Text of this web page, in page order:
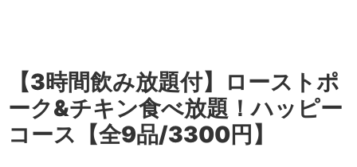
【3時間飲み放題付】ローストポ
ーク&チキン食べ放題！ハッピー
コース【全9品/3300円】